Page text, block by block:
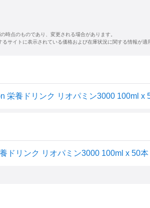
点のものであり、変更される場合があります。
サイトに表示されている価格および在庫状況に関する情報が適
栄養ドリンク リオパミン3000 100ml x
ドリンク リオパミン3000 100ml x 50本